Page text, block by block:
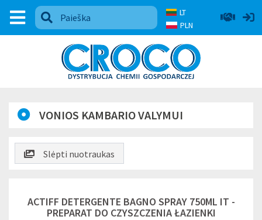
LT
PLN
VONIOS KAMBARIO VALYMUI
Slėpti nuotraukas
ACTIFF DETERGENTE BAGNO SPRAY 750ML IT -
PREPARAT DO CZYSZCZENIA ŁAZIENKI